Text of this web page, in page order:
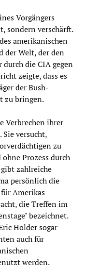
Vorgängers
sondern verschärft.
amerikanischen
der Welt, der den
die CIA gegen
zeigte, dass es
der Bush-
zu bringen.
Verbrechen ihrer
Sie versucht,
zu
Prozess durch
zahlreiche
persönlich die
Amerikas
die Treffen im
bezeichnet.
Holder sogar
auch für
werden.